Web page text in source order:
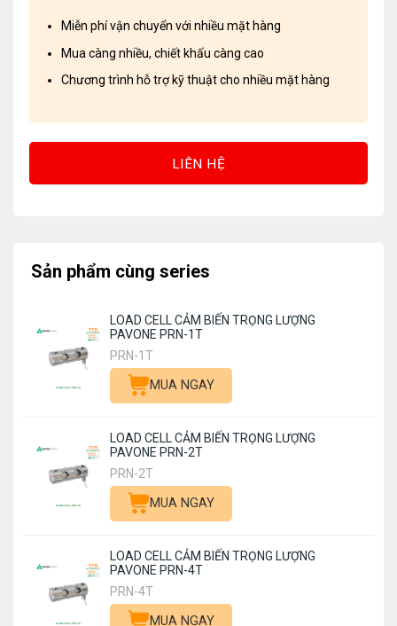
Miễn phí vận chuyển với nhiều mặt hàng
Mua càng nhiều, chiết khấu càng cao
Chương trình hỗ trợ kỹ thuật cho nhiều mặt hàng
LIÊN HỆ
Sản phẩm cùng series
LOAD CELL CẢM BIẾN TRỌNG LƯỢNG
PAVONE PRN-1T
PRN-1T
MUA NGAY
LOAD CELL CẢM BIẾN TRỌNG LƯỢNG
PAVONE PRN-2T
PRN-2T
MUA NGAY
LOAD CELL CẢM BIẾN TRỌNG LƯỢNG
PAVONE PRN-4T
PRN-4T
MUA NGAY